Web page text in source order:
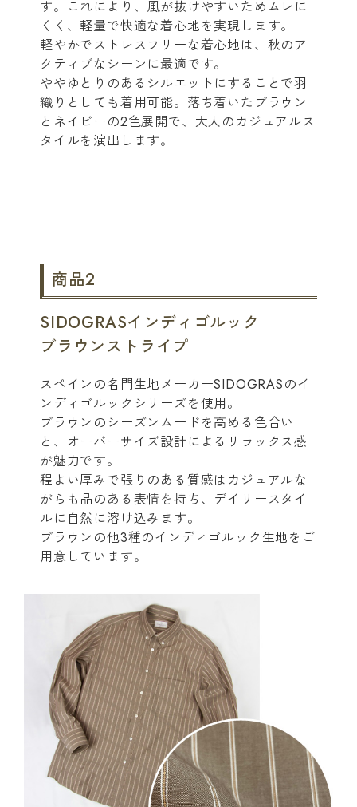
す。これにより、風が抜けやすいためムレに
くく、軽量で快適な着心地を実現します。
軽やかでストレスフリーな着心地は、秋のア
クティブなシーンに最適です。
ややゆとりのあるシルエットにすることで羽
織りとしても着用可能。落ち着いたブラウン
とネイビーの2色展開で、大人のカジュアルス
タイルを演出します。
商品2
SIDOGRASインディゴルック
ブラウンストライプ
スペインの名門生地メーカーSIDOGRASのイ
ンディゴルックシリーズを使用。
ブラウンのシーズンムードを高める色合い
と、オーバーサイズ設計によるリラックス感
が魅力です。
程よい厚みで張りのある質感はカジュアルな
がらも品のある表情を持ち、デイリースタイ
ルに自然に溶け込みます。
ブラウンの他3種のインディゴルック生地をご
用意しています。